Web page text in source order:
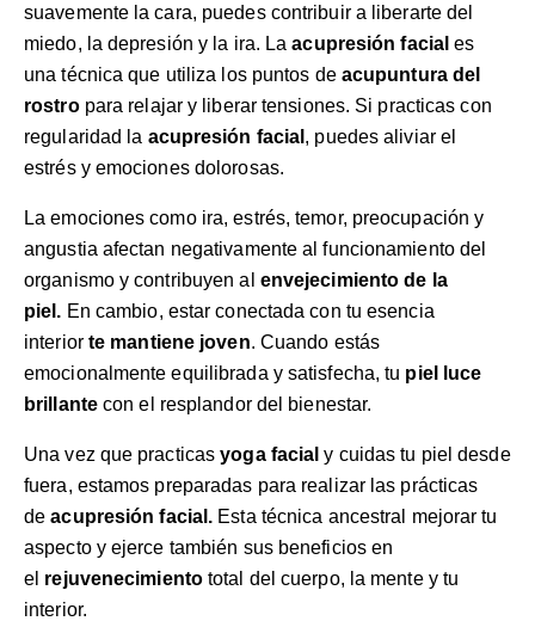
suavemente la cara, puedes contribuir a liberarte del
miedo, la depresión y la ira. Laacupresión facial es
una técnica que utiliza los puntos de acupuntura del
rostropara relajar y liberar tensiones. Si practicas con
regularidad la acupresión facial , puedes aliviar el
estrés y emociones dolorosas.
La emociones como ira, estrés, temor, preocupación y
angustia afectan negativamente al funcionamiento del
organismo y contribuyen al envejecimiento de la
piel. En cambio, estar conectada con tu esencia
interior te mantiene joven. Cuando estás
emocionalmente equilibrada y satisfecha, tu piel luce
brillantecon el resplandor del bienestar.
Una vez que practicasyoga facialy cuidas tu piel desde
fuera, estamos preparadas para realizar las prácticas
deacupresión facial. Esta técnica ancestral mejorar tu
aspecto y ejerce también sus beneficios en
el rejuvenecimientototal del cuerpo, la mente y tu
interior.